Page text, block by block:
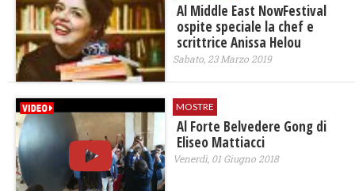
Al Middle East NowFestival
ospite speciale la chef e
scrittrice Anissa Helou
Sabato, 23 Marzo 2019
MOSTRE
Al Forte Belvedere Gong di
Eliseo Mattiacci
Venerdì, 01 Giugno 2018